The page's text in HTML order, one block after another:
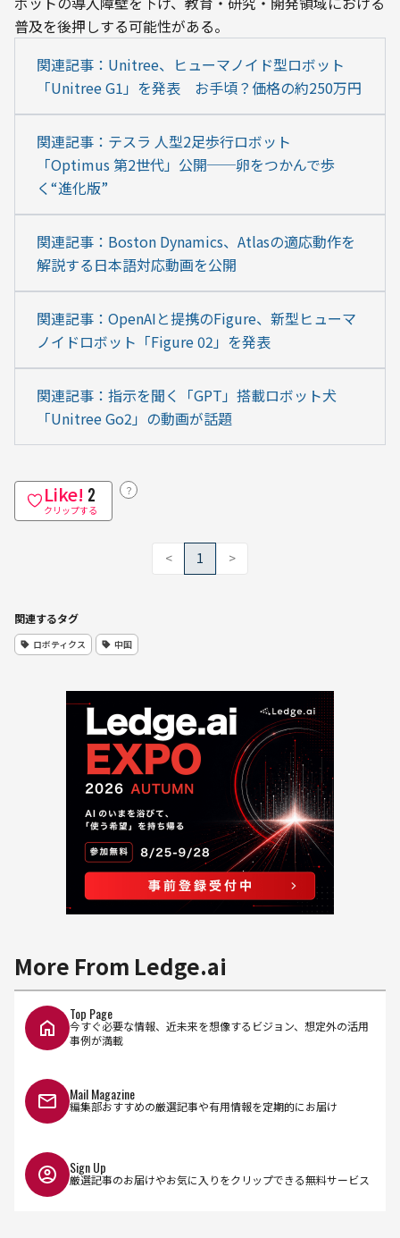
普及を後押しする可能性がある。
関連記事：Unitree、ヒューマノイド型ロボット
「Unitree G1」を発表　お手頃？価格の約250万円
関連記事：テスラ 人型2足歩行ロボット
「Optimus 第2世代」公開──卵をつかんで歩
く“進化版”
関連記事：Boston Dynamics、Atlasの適応動作を
解説する日本語対応動画を公開
関連記事：OpenAIと提携のFigure、新型ヒューマ
ノイドロボット「Figure 02」を発表
関連記事：指示を聞く「GPT」搭載ロボット犬
「Unitree Go2」の動画が話題
Like! 2
クリップする
？
< 1 >
関連するタグ
ロボティクス 中国
More From Ledge.ai
Top Page
今すぐ必要な情報、近未来を想像するビジョン、想定外の活用
事例が満載
Mail Magazine
編集部おすすめの厳選記事や有用情報を定期的にお届け
Sign Up
厳選記事のお届けやお気に入りをクリップできる無料サービス